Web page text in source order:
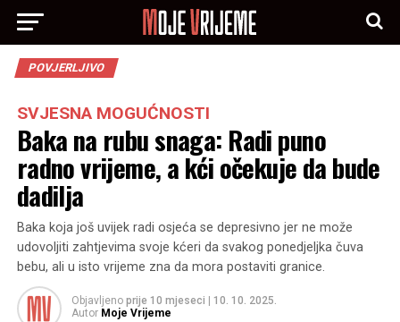
POVJERLJIVO
SVJESNA MOGUĆNOSTI
Baka na rubu snaga: Radi puno
radno vrijeme, a kći očekuje da bude
dadilja
Baka koja još uvijek radi osjeća se depresivno jer ne može
udovoljiti zahtjevima svoje kćeri da svakog ponedjeljka čuva
bebu, ali u isto vrijeme zna da mora postaviti granice.
Objavljeno prije 10 mjeseci
10. 10. 2025.
Autor Moje Vrijeme